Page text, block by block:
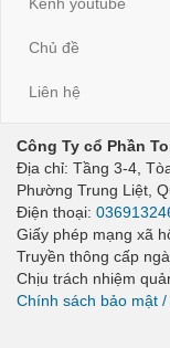
Chủ đề
Liên hệ
Công Ty cổ Phần
Địa chỉ: Tầng 3-4,
Phường Trung Liệt,
Điện thoại:
Giấy phép mạng xã
Truyền thông cấp
Chịu trách nhiệm
Chính sách bảo mật